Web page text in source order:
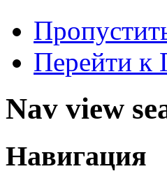
Перейти к
Nav view
Навигация